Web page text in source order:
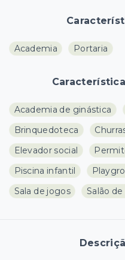
Academia Portaria
Academia de ginástica
Brinquedoteca
Elevador social
Piscina infantil
Sala de jogos
Salão